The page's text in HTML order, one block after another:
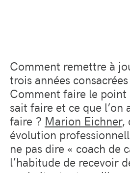
Comment remettre à
trois années
Comment faire le point
sait faire et ce que l’on
faire ? Marion Eichner,
évolution
ne pas dire « coach de
l’habitude de recevoir